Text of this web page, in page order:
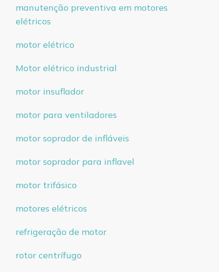
manutenção preventiva em motores
elétricos
motor elétrico
Motor elétrico industrial
motor insuflador
motor para ventiladores
motor soprador de infláveis
motor soprador para inflavel
motor trifásico
motores elétricos
refrigeração de motor
rotor centrífugo